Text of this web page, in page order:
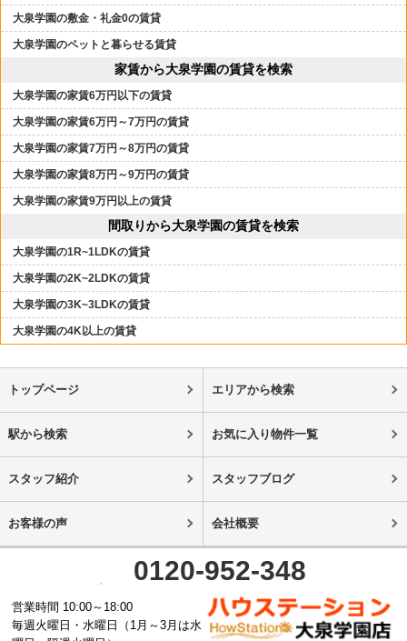
大泉学園の敷金・礼金0の賃貸
大泉学園のペットと暮らせる賃貸
家賃から大泉学園の賃貸を検索
大泉学園の家賃6万円以下の賃貸
大泉学園の家賃6万円～7万円の賃貸
大泉学園の家賃7万円～8万円の賃貸
大泉学園の家賃8万円～9万円の賃貸
大泉学園の家賃9万円以上の賃貸
間取りから大泉学園の賃貸を検索
大泉学園の1R~1LDKの賃貸
大泉学園の2K~2LDKの賃貸
大泉学園の3K~3LDKの賃貸
大泉学園の4K以上の賃貸
トップページ エリアから検索
駅から検索 お気に入り物件一覧
スタッフ紹介 スタッフブログ
お客様の声 会社概要
0120-952-348
営業時間 10:00～18:00
毎週火曜日・水曜日（1月～3月は水